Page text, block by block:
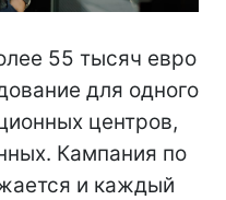
55 тысяч евро
для одного
центров,
Кампания по
и каждый